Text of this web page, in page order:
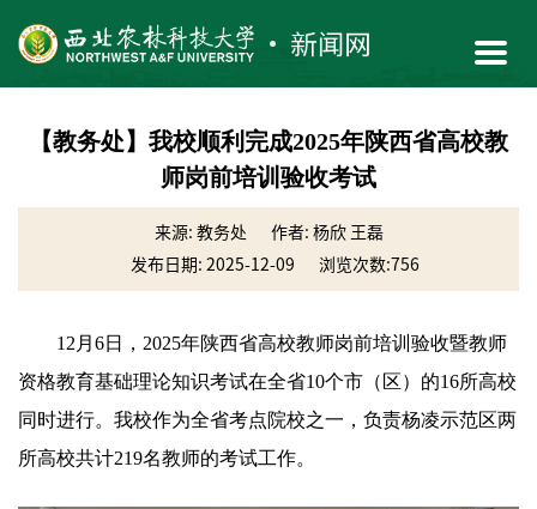
【教务处】我校顺利完成2025年陕西省高校教
师岗前培训验收考试
来源: 教务处
作者: 杨欣 王磊
发布日期: 2025-12-09
浏览次数: 756
12月6日，2025年陕西省高校教师岗前培训验收暨教师
资格教育基础理论知识考试在全省10个市（区）的16所高校
同时进行。我校作为全省考点院校之一，负责杨凌示范区两
所高校共计219名教师的考试工作。